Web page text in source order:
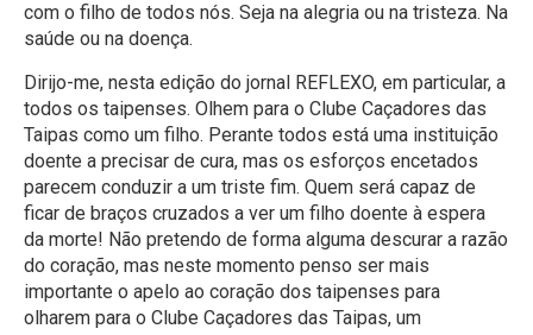
com o filho de todos nós. Seja na alegria ou na tristeza. Na
saúde ou na doença.
Dirijo-me, nesta edição do jornal REFLEXO, em particular, a
todos os taipenses. Olhem para o Clube Caçadores das
Taipas como um filho. Perante todos está uma instituição
doente a precisar de cura, mas os esforços encetados
parecem conduzir a um triste fim. Quem será capaz de
ficar de braços cruzados a ver um filho doente à espera
da morte! Não pretendo de forma alguma descurar a razão
do coração, mas neste momento penso ser mais
importante o apelo ao coração dos taipenses para
olharem para o Clube Caçadores das Taipas, um